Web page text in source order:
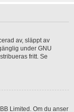
av, släppt av
under GNU
fritt. Se
Limited. Om du anser